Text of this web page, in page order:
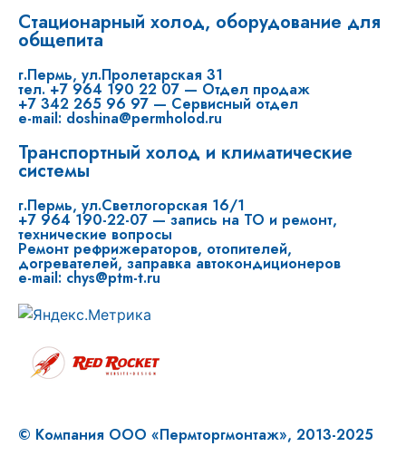
Стационарный холод, оборудование для
общепита
г.Пермь, ул.Пролетарская 31
тел. +7 964 190 22 07 — Отдел продаж
+7 342 265 96 97 — Сервисный отдел
e-mail: doshina@permholod.ru
Транспортный холод и климатические
системы
г.Пермь, ул.Светлогорская 16/1
+7 964 190-22-07 — запись на ТО и ремонт,
технические вопросы
Ремонт рефрижераторов, отопителей,
догревателей, заправка автокондиционеров
e-mail: chys@ptm-t.ru
© Компания ООО «Пермторгмонтаж», 2013-2025